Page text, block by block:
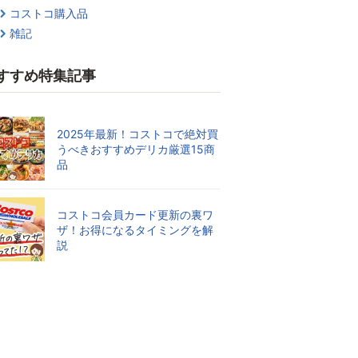
コストコ購入品
雑記
すめ特集記事
2025年最新！コストコで絶対買
うべきおすすめデリカ厳選15商
品
コストコ会員カード更新の裏ワ
ザ！お得になるタイミングを解
説